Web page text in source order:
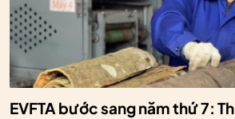
EVFTA bước sang năm thứ 7: